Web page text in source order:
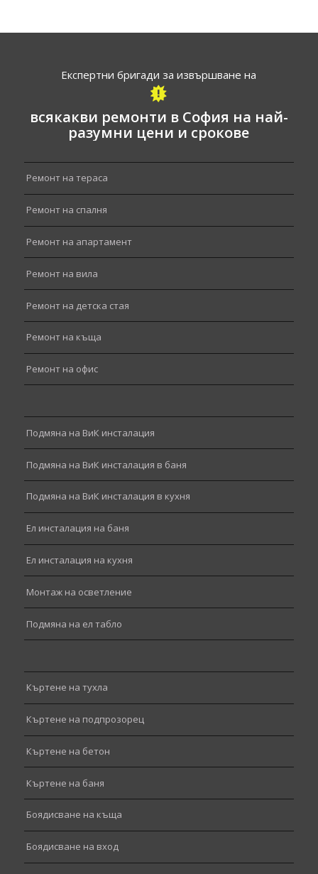
Експертни бригади за извършване на
всякакви ремонти в София на най-
разумни цени и срокове
Ремонт на тераса
Ремонт на спалня
Ремонт на апартамент
Ремонт на вила
Ремонт на детска стая
Ремонт на къща
Ремонт на офис
Подмяна на ВиК инсталация
Подмяна на ВиК инсталация в баня
Подмяна на ВиК инсталация в кухня
Ел инсталация на баня
Ел инсталация на кухня
Монтаж на осветление
Подмяна на ел табло
Къртене на тухла
Къртене на подпрозорец
Къртене на бетон
Къртене на баня
Боядисване на къща
Боядисване на вход